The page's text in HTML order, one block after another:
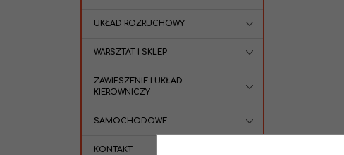
UKŁAD ROZRUCHOWY
WARSZTAT I SKLEP
ZAWIESZENIE I UKŁAD
KIEROWNICZY
SAMOCHODOWE
KONTAKT